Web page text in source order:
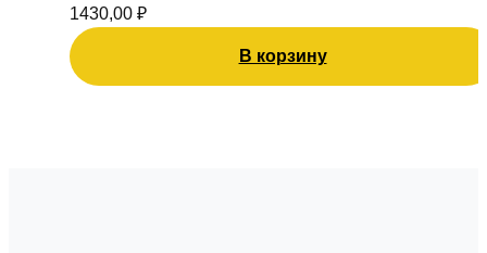
1430,00 ₽
В корзину